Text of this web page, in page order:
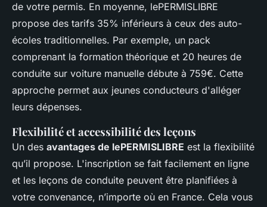
de votre permis. En moyenne, lePERMISLIBRE
propose des tarifs 35% inférieurs à ceux des auto-
écoles traditionnelles. Par exemple, un pack
comprenant la formation théorique et 20 heures de
conduite sur voiture manuelle débute à 759€. Cette
approche permet aux jeunes conducteurs d'alléger
leurs dépenses.
Flexibilité et accessibilité des leçons
Un des avantages de lePERMISLIBRE est la flexibilité
qu’il propose. L'inscription se fait facilement en ligne
et les leçons de conduite peuvent être planifiées à
votre convenance, n’importe où en France. Cela vous